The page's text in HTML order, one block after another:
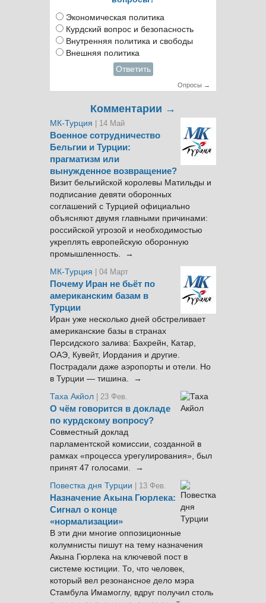
Экономическая политика
Курдский вопрос и безопасность
Внутренняя политика и свободы
Внешняя политика
Ответить
Опросы →
Комментарии →
МК-Турция | 14 Май
Военное сотрудничество
Бельгии и Турции:
прагматизм или
вынужденное возвращение?
Визит бельгийской королевы Матильды и
подписание девяти оборонных
соглашений с Турцией официально
объясняют двумя главными причинами:
российской угрозой и необходимостью
укреплять европейскую оборонную
промышленность. →
МК-Турция
| 04 Март
Почему Иран не бьёт по
американским базам в
Турции
Иран уже несколько дней обстреливает
американские базы в странах
Персидского залива: Бахрейн, Катар,
ОАЭ, Кувейт, Иордания и другие.
Пострадали даже аэропорты и отели. Но
в Турции — тишина. →
Таха Акйол | 23 Фев.
О чём говорится в докладе
по курдскому вопросу?
Совместный доклад
парламентской комиссии, созданной в
рамках «процесса урегулирования», был
принят 47 голосами. →
Повестка дня Турции
| 13 Фев.
Назначение Акына Гюрлека:
Сигнал о конце
«нормализации»
В эти дни многие оппозиционные
колумнисты пишут на тему назначения
Акына Гюрлека на ключевой пост в
системе юстиции. То, что человек,
который вел резонансное дело мэра
Стамбула Имамоглу, вдруг получил столь